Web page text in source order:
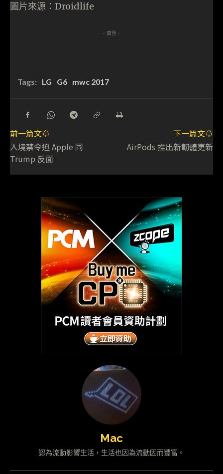
圖片來源：Droidlife
- 廣告 -
Tags: LG G6 mwc 2017
前一篇文章
入境禁令迫 Apple 同
Trump 反面
下一篇文章
AirPods 推出新韌體更新
Mac
認為流動影響生活，生活也因為流動因而豐富。